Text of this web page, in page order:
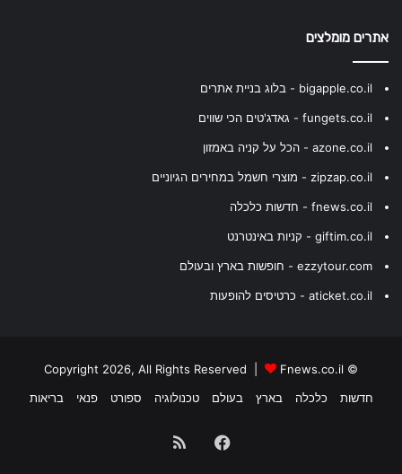
אתרים מומלצים
bigapple.co.il - בלוג בניית אתרים
fungets.co.il - גאדג'טים הכי שווים
azone.co.il - הכל על קניה באמזון
zipzap.co.il - מוצרי חשמל במחירים הגיוניים
fnews.co.il - חדשות כלכלה
giftim.co.il - קניות באינטרנט
ezzytour.com - חופשות בארץ ובעולם
aticket.co.il - כרטיסים להופעות
© Copyright 2026, All Rights Reserved |
Fnews.co.il
חדשות
כלכלה בארץ בעולם טכנולוגיה ספורט פנאי בריאות
Facebook